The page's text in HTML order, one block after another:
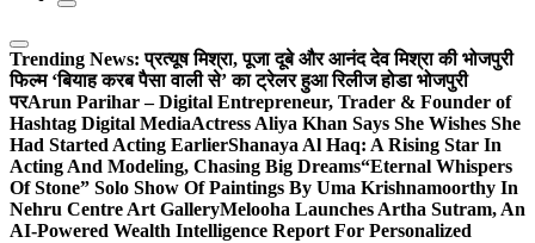
Trending News: प्रत्यूष मिश्रा, पूजा दूबे और आनंद देव मिश्रा की भोजपुरी
फिल्म ‘बियाह करब पैसा वाली से’ का ट्रेलर हुआ रिलीज होडा भोजपुरी
परArun Parihar – Digital Entrepreneur, Trader & Founder of
Hashtag Digital MediaActress Aliya Khan Says She Wishes She
Had Started Acting EarlierShanaya Al Haq: A Rising Star In
Acting And Modeling, Chasing Big Dreams“Eternal Whispers
Of Stone” Solo Show Of Paintings By Uma Krishnamoorthy In
Nehru Centre Art GalleryMelooha Launches Artha Sutram, An
AI-Powered Wealth Intelligence Report For Personalized